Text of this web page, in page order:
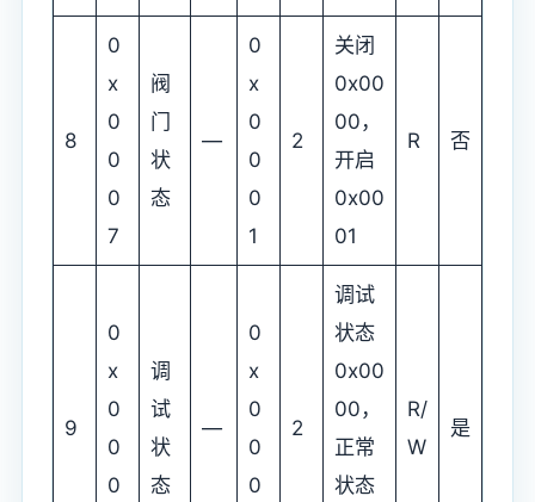
8
0
x
0
0
0
7
阀
门
状
态
—
0
x
0
0
0
1
2
关闭
0x00
00，
开启
0x00
01
R 否
9
0
x
0
0
0
调
试
状
态
—
0
x
0
0
0
2
调试
状态
0x00
00，
正常
状态
R/
W
是